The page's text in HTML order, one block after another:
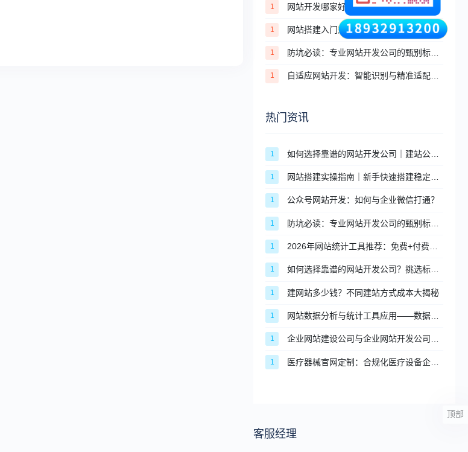
1 网站开发哪家好？定制开发服务商筛选避坑攻略
1 网站搭建入门知识，零基础快速搭建优质网站
1
1 自适应网站开发：智能识别与精准适配技术实战
热门资讯
1
1
1 公众号网站开发：如何与企业微信打通？
1
1
1 如何选择靠谱的网站开发公司？挑选标准与避坑指南
1 建网站多少钱？不同建站方式成本大揭秘
1
1 企业网站建设公司与企业网站开发公司的区别，企业该如何抉择？
1
客服经理
顶部